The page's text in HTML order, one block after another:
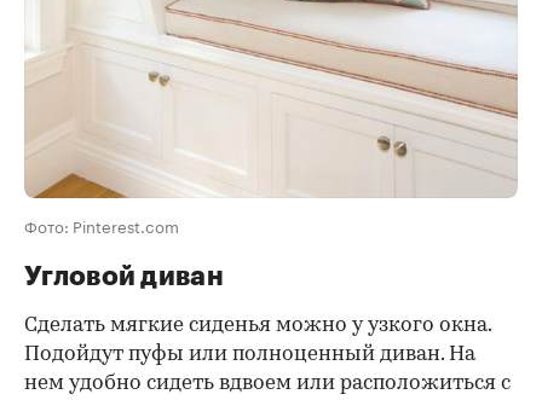
Фото: Pinterest.com
Угловой диван
Сделать мягкие сиденья можно у узкого окна.
Подойдут пуфы или полноценный диван. На
нем удобно сидеть вдвоем или расположиться с